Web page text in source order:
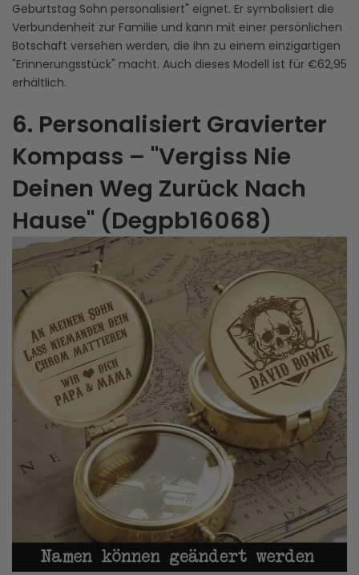
Geburtstag Sohn personalisiert" eignet. Er symbolisiert die
Verbundenheit zur Familie und kann mit einer persönlichen
Botschaft versehen werden, die ihn zu einem einzigartigen
"Erinnerungsstück" macht. Auch dieses Modell ist für €62,95
erhältlich.
6. Personalisiert Gravierter
Kompass – "Vergiss Nie
Deinen Weg Zurück Nach
Hause" (Degpb16068)